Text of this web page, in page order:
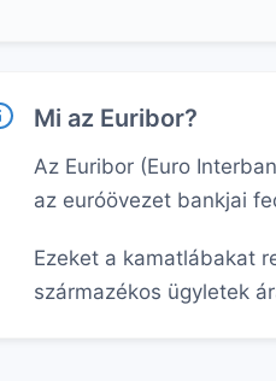
Mi az Euribor?
Az Euribor (Euro
az euróövezet bankjai
Ezeket a kamatlábakat
származékos ügyletek